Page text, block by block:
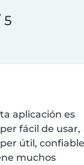
5
aplicación es
fácil de usar,
útil,
muchos